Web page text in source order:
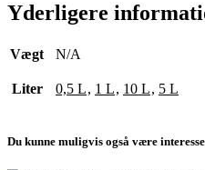
Yderligere
Vægt N/A
Liter 0,5 L, 1 L, 10 L, 5 L
Du kunne muligvis også være